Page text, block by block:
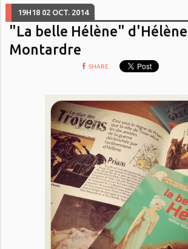
19H18 02 OCT. 2014
"La belle Hélène" d'Hélène
Montardre
SHARE